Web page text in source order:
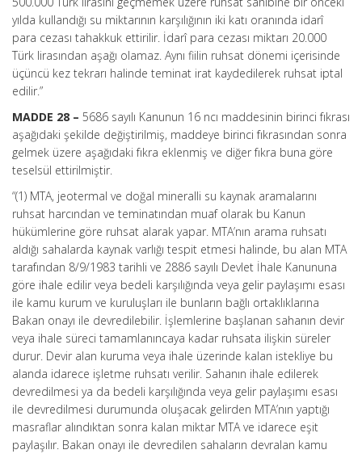
yılda kullandığı su miktarının karşılığının iki katı oranında idarî
para cezası tahakkuk ettirilir. İdarî para cezası miktarı 20.000
Türk lirasından aşağı olamaz. Aynı fiilin ruhsat dönemi içerisinde
üçüncü kez tekrarı halinde teminat irat kaydedilerek ruhsat iptal
edilir.”
MADDE 28 – 5686 sayılı Kanunun 16 ncı maddesinin birinci fıkrası
aşağıdaki şekilde değiştirilmiş, maddeye birinci fıkrasından sonra
gelmek üzere aşağıdaki fıkra eklenmiş ve diğer fıkra buna göre
teselsül ettirilmiştir.
“(1) MTA, jeotermal ve doğal mineralli su kaynak aramalarını
ruhsat harcından ve teminatından muaf olarak bu Kanun
hükümlerine göre ruhsat alarak yapar. MTA’nın arama ruhsatı
aldığı sahalarda kaynak varlığı tespit etmesi halinde, bu alan MTA
tarafından 8/9/1983 tarihli ve 2886 sayılı Devlet İhale Kanununa
göre ihale edilir veya bedeli karşılığında veya gelir paylaşımı esası
ile kamu kurum ve kuruluşları ile bunların bağlı ortaklıklarına
Bakan onayı ile devredilebilir. İşlemlerine başlanan sahanın devir
veya ihale süreci tamamlanıncaya kadar ruhsata ilişkin süreler
durur. Devir alan kuruma veya ihale üzerinde kalan istekliye bu
alanda idarece işletme ruhsatı verilir. Sahanın ihale edilerek
devredilmesi ya da bedeli karşılığında veya gelir paylaşımı esası
ile devredilmesi durumunda oluşacak gelirden MTA’nın yaptığı
masraflar alındıktan sonra kalan miktar MTA ve idarece eşit
paylaşılır. Bakan onayı ile devredilen sahaların devralan kamu